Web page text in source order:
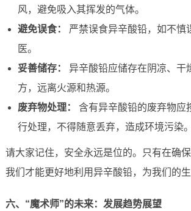
风，避免吸入其挥发的气体。
避免误食：
严禁误食异辛酸铅，如不慎
医。
妥善储存：
异辛酸铅应储存在阴凉、干
方，远离火源和热源。
废弃物处理：
含有异辛酸铅的废弃物应
行处理，不得随意丢弃，造成环境污染。
请大家记住，安全永远是位的。只有在确保
我们才能更好地利用异辛酸铅，为我们的生
六、“魔术师”的未来：发展趋势展望